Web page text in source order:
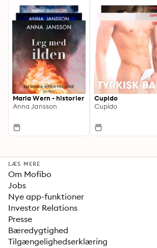
Maria Wern - historier
Anna Jansson
Cupido
Cupido
LÆS MERE
Om Mofibo
Jobs
Nye app-funktioner
Investor Relations
Presse
Bæredygtighed
Tilgængelighedserklæring